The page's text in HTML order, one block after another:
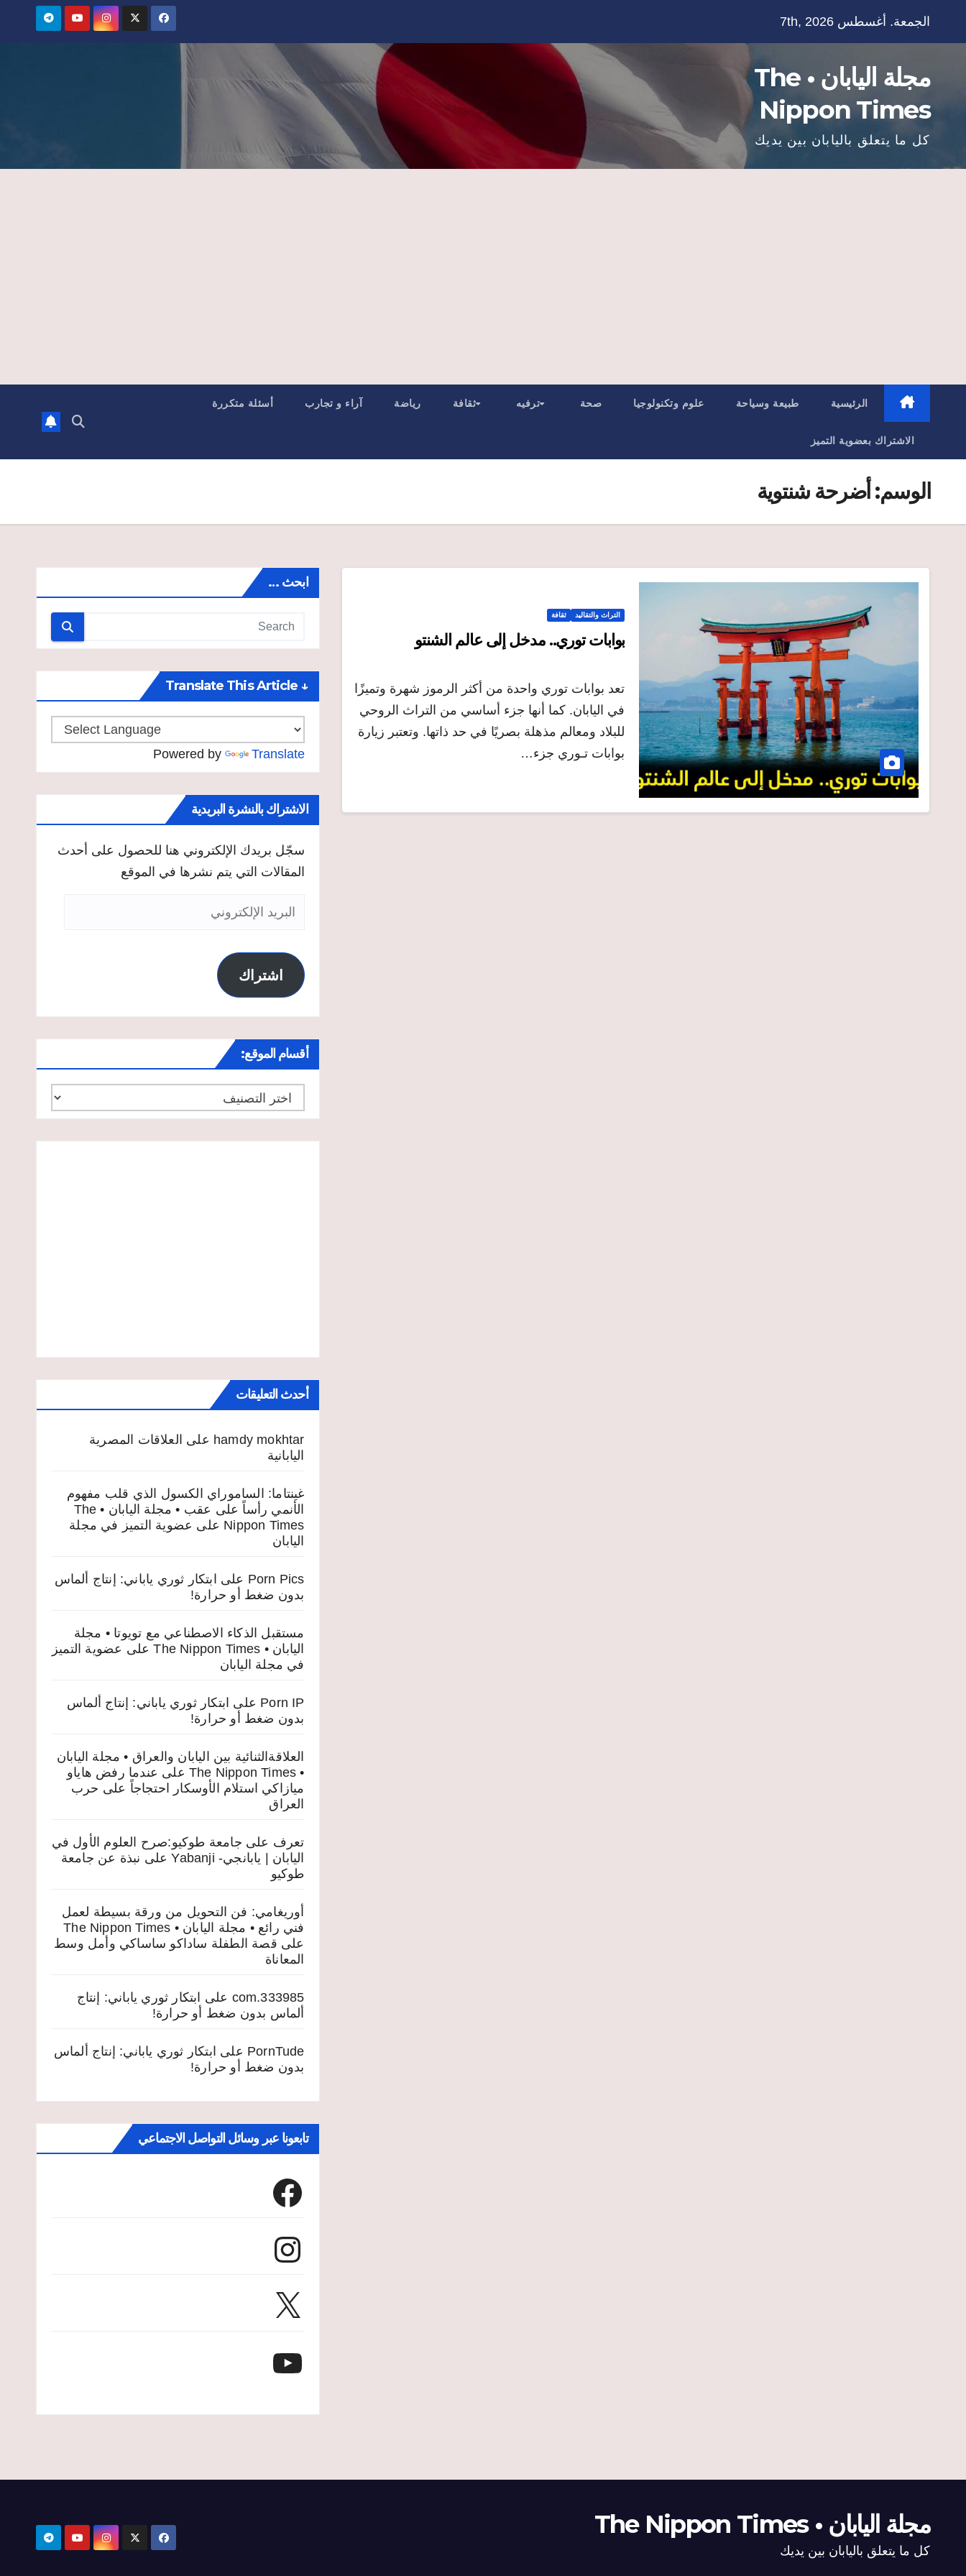
الجمعة. أغسطس 7th, 2026
مجلة اليابان • The
Nippon Times
كل ما يتعلق باليابان بين يديك
الرئيسية طبيعة وسياحة علوم وتكنولوجيا صحة ترفيه ثقافة رياضة آراء و تجارب أسئلة متكررة
الاشتراك بعضوية التميز
الوسم: أضرحة شنتوية
التراث والتقاليد ثقافة
بوابات توري.. مدخل إلى عالم الشنتو
تعد بوابات توري واحدة من أكثر الرموز شهرة وتميزًا
في اليابان. كما أنها جزء أساسي من التراث الروحي
للبلاد ومعالم مذهلة بصريًا في حد ذاتها. وتعتبر زيارة
بوابات تـوري جزء…
ابحث …
↓ Translate This Article
Powered by Translate
الاشتراك بالنشرة البريدية
سجّل بريدك الإلكتروني هنا للحصول على أحدث
المقالات التي يتم نشرها في الموقع
البريد
اشتراك
أقسام الموقع:
أقسام
الموقع:
أحدث التعليقات
hamdy mokhtar على العلاقات المصرية
اليابانية
غينتاما: الساموراي الكسول الذي قلب مفهوم
الأنمي رأساً على عقب • مجلة اليابان • The
Nippon Times على عضوية التميز في مجلة
اليابان
Porn Pics على
ابتكار ثوري ياباني: إنتاج ألماس
بدون ضغط أو حرارة!
مستقبل الذكاء الاصطناعي مع تويوتا • مجلة
اليابان • The Nippon Times
على عضوية التميز
في مجلة اليابان
Porn IP على ابتكار ثوري ياباني: إنتاج ألماس
بدون ضغط أو حرارة!
العلاقةالثنائية بين اليابان والعراق • مجلة اليابان
• The Nippon Times
على عندما رفض هاياو
ميازاكي استلام الأوسكار احتجاجاً على حرب
العراق
تعرف على جامعة طوكيو:صرح العلوم الأول في
اليابان | يابانجي- Yabanji
على نبذة عن جامعة
طوكيو
أوريغامي: فن التحويل من ورقة بسيطة لعمل
فني رائع • مجلة اليابان • The Nippon Times
على قصة الطفلة ساداكو ساساكي وأمل وسط
المعاناة
333985.com على
ابتكار ثوري ياباني: إنتاج
ألماس بدون ضغط أو حرارة!
PornTude على ابتكار ثوري ياباني: إنتاج ألماس
بدون ضغط أو حرارة!
تابعونا عبر وسائل التواصل الاجتماعي
Facebook
Instagram
X
YouTube
مجلة اليابان • The Nippon Times
كل ما يتعلق باليابان بين يديك